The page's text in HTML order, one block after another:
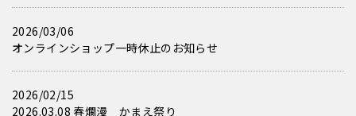
2026/03/06
オンラインショップ一時休止のお知らせ
2026/02/15
2026.03.08 春爛漫 かまえ祭り